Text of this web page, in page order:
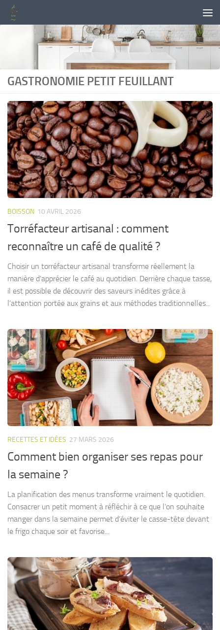
Skip to content
GASTRONOMIE PETIT FEUILLANT
BOISSON 10 AVRIL 2026
Torréfacteur artisanal : comment
reconnaître un café de qualité ?
Choisir un torréfacteur artisanal transforme réellement la
manière d’apprécier le café au quotidien. Derrière chaque tasse,
il est possible de découvrir des saveurs inédites grâce à
l’attention portée aux grains et aux méthodes traditionnelles...
RECETTES ET IDÉES 27 MARS 2026
Comment bien organiser ses repas pour
la semaine ?
La planification des menus transforme vraiment le quotidien.
Consacrer un petit moment à réfléchir à ce que l’on souhaite
manger dans la semaine permet d’éviter le casse-tête devant
le frigo chaque soir et favorise...